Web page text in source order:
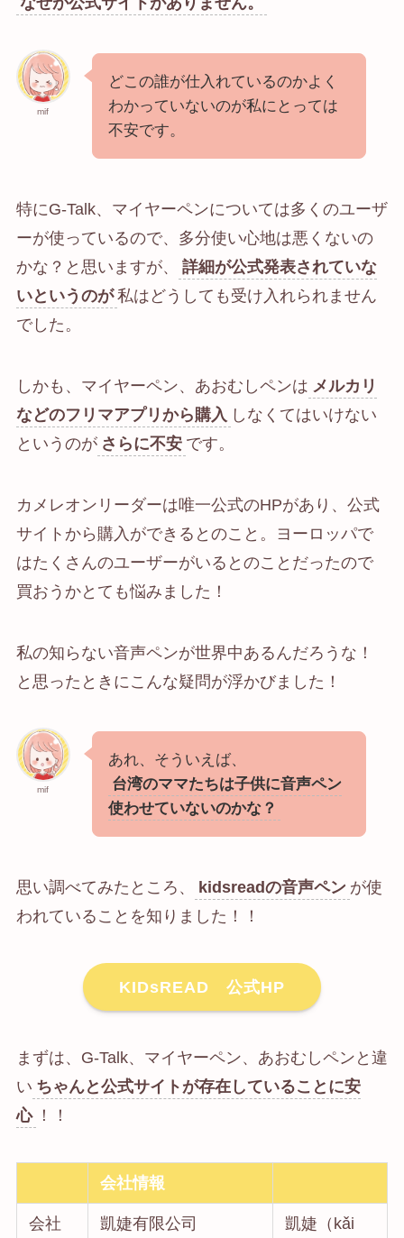
mif
どこの誰が仕入れているのかよく
わかっていないのが私にとっては
不安です。
特にG-Talk、マイヤーペンについては多くのユーザ
ーが使っているので、多分使い心地は悪くないの
かな？と思いますが、
詳細が公式発表されていな
いというのが 私はどうしても受け入れられません
でした。
しかも、マイヤーペン、あおむしペンは メルカリ
などのフリマアプリから購入 しなくてはいけない
というのが さらに不安 です。
カメレオンリーダーは唯一公式のHPがあり、公式
サイトから購入ができるとのこと。ヨーロッパで
はたくさんのユーザーがいるとのことだったので
買おうかとても悩みました！
私の知らない音声ペンが世界中あるんだろうな！
と思ったときにこんな疑問が浮かびました！
mif
あれ、そういえば、
台湾のママたちは子供に音声ペン
使わせていないのかな？
思い調べてみたところ、 kidsreadの音声ペン が使
われていることを知りました！！
KIDsREAD 公式HP
まずは、G-Talk、マイヤーペン、あおむしペンと違
い ちゃんと公式サイトが存在していることに安
心
！！
会社情報
会社
凱婕有限公司
凱婕（kǎi